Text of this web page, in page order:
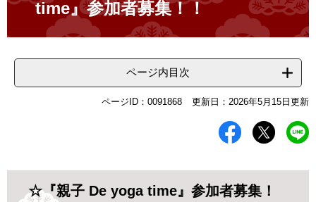
time』参加者募集！！
ページ内目次
ページID：0091868 更新日：2026年5月15日更新
☆『親子 De yoga time』参加者募集！